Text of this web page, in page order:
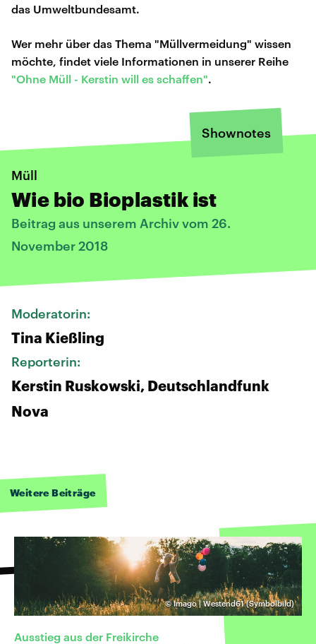
das Umweltbundesamt.
Wer mehr über das Thema "Müllvermeidung" wissen
möchte, findet viele Informationen in unserer Reihe
"Ohne Müll - Kerstin will es schaffen".
Shownotes
Müll
Wie bio Bioplastik ist
Beitrag aus unserem Archiv vom 26.
November 2018
Moderatorin:
Tina Kießling
Reporterin:
Kerstin Ruskowski, Deutschlandfunk
Nova
Weitere Beiträge
©Imago | Westend61 (Symbolbild)
Ausstieg aus der Freikirche